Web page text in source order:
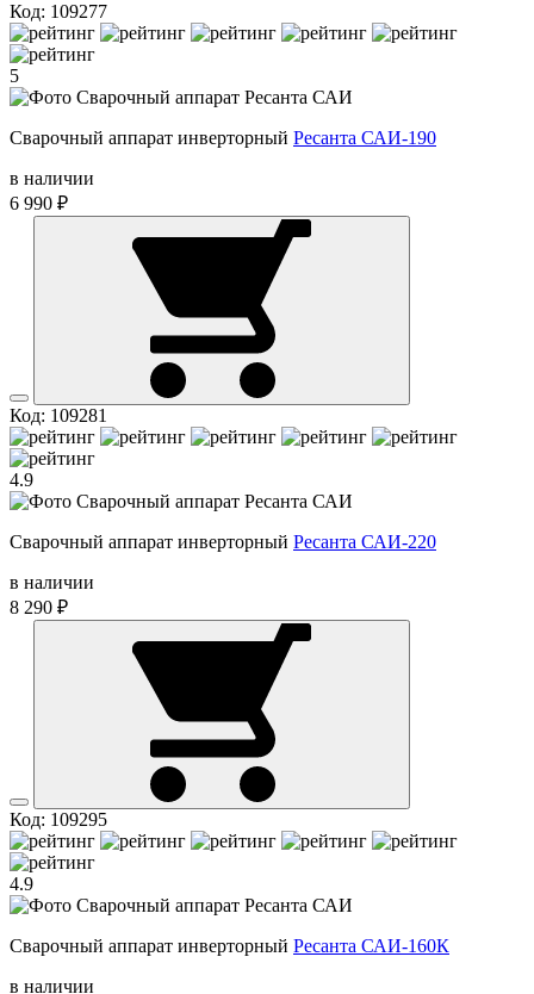
Код: 109277
5
Сварочный аппарат инверторный Ресанта САИ-190
в наличии
6 990 ₽
Код: 109281
4.9
Сварочный аппарат инверторный Ресанта САИ-220
в наличии
8 290 ₽
Код: 109295
4.9
Сварочный аппарат инверторный Ресанта САИ-160К
в наличии